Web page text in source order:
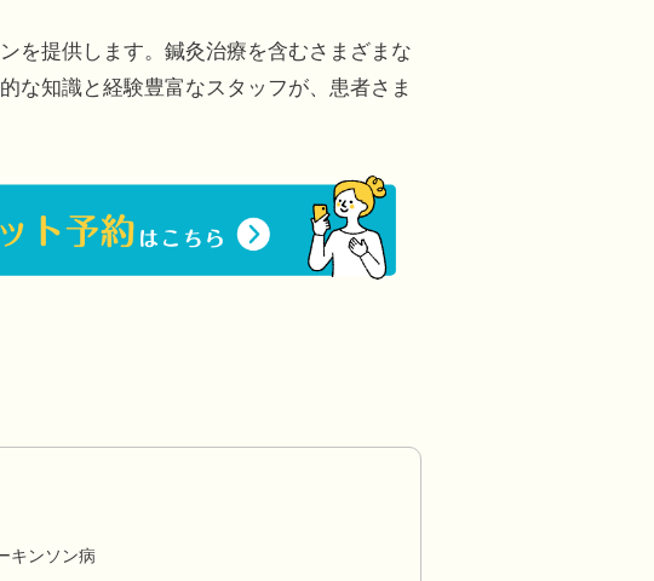
を提供します。鍼灸治療を含むさまざまな
な知識と経験豊富なスタッフが、患者さま
キンソン病